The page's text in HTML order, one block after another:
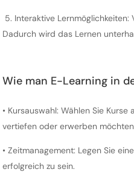
5. Interaktive
Dadurch wird das Lernen
Wie man E-Learning in
• Kursauswahl: Wählen Sie
vertiefen oder erwerben
• Zeitmanagement: Legen Sie
erfolgreich zu sein.